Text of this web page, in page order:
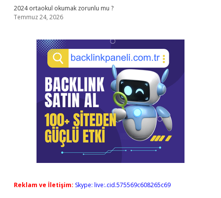
2024 ortaokul okumak zorunlu mu ?
Temmuz 24, 2026
Reklam ve İletişim: Skype: live:.cid.575569c608265c69